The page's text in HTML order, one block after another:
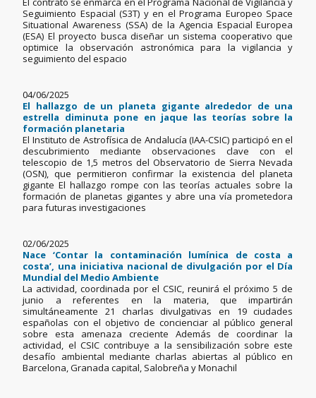
Seguimiento Espacial (S3T) y en el Programa Europeo Space
Situational Awareness (SSA) de la Agencia Espacial Europea
(ESA) El proyecto busca diseñar un sistema cooperativo que
optimice la observación astronómica para la vigilancia y
seguimiento del espacio
04/06/2025
El hallazgo de un planeta gigante alrededor de una
estrella diminuta pone en jaque las teorías sobre la
formación planetaria
El Instituto de Astrofísica de Andalucía (IAA-CSIC) participó en el
descubrimiento mediante observaciones clave con el
telescopio de 1,5 metros del Observatorio de Sierra Nevada
(OSN), que permitieron confirmar la existencia del planeta
gigante El hallazgo rompe con las teorías actuales sobre la
formación de planetas gigantes y abre una vía prometedora
para futuras investigaciones
02/06/2025
Nace ‘Contar la contaminación lumínica de costa a
costa’, una iniciativa nacional de divulgación por el Día
Mundial del Medio Ambiente
La actividad, coordinada por el CSIC, reunirá el próximo 5 de
junio a referentes en la materia, que impartirán
simultáneamente 21 charlas divulgativas en 19 ciudades
españolas con el objetivo de concienciar al público general
sobre esta amenaza creciente Además de coordinar la
actividad, el CSIC contribuye a la sensibilización sobre este
desafío ambiental mediante charlas abiertas al público en
Barcelona, Granada capital, Salobreña y Monachil